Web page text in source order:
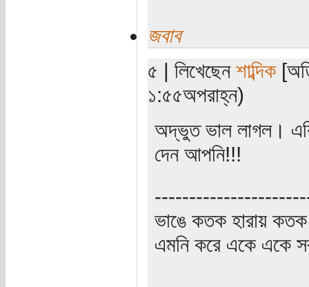
জবাব
৫ | লিখেছেন শাব্দিক
১:৫৫অপরাহ্ন)
অদ্ভুত ভাল লাগল।
দেন আপনি!!!
ভাঙে কতক হারায়
এমনি করে একে একে